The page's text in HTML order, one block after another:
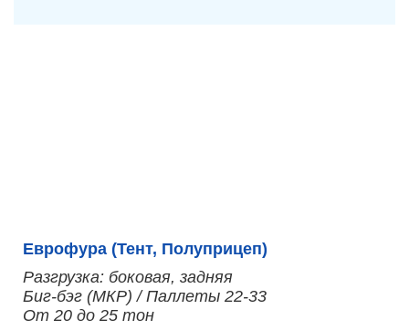
Еврофура (Тент, Полуприцеп)
Разгрузка: боковая, задняя
Биг-бэг (МКР) / Паллеты 22-33
От 20 до 25 тон